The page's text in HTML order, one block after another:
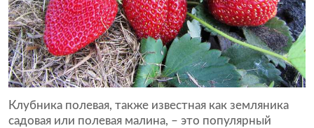
Клубника полевая, также известная как земляника
садовая или полевая малина, – это популярный